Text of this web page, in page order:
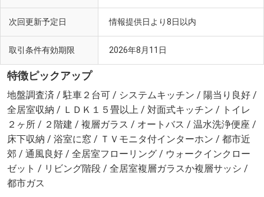
次回更新予定日 情報提供日より8日以内
取引条件有効期限 2026年8月11日
特徴ピックアップ
地盤調査済 / 駐車２台可 / システムキッチン / 陽当り良好 /
全居室収納 / ＬＤＫ１５畳以上 / 対面式キッチン / トイレ
２ヶ所 / ２階建 / 複層ガラス / オートバス / 温水洗浄便座 /
床下収納 / 浴室に窓 / ＴＶモニタ付インターホン / 都市近
郊 / 通風良好 / 全居室フローリング / ウォークインクロー
ゼット / リビング階段 / 全居室複層ガラスか複層サッシ /
都市ガス